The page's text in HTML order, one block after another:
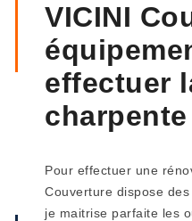
VICINI
effectuer
charpente
Pour effectuer une
Couverture dispose
je maitrise parfaite les